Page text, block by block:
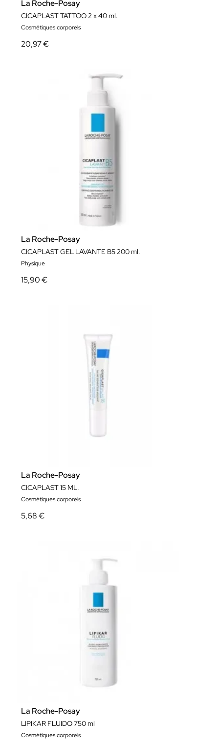
La Roche-Posay
CICAPLAST TATTOO 2 x 40 ml.
Cosmétiques corporels
20,97 €
La Roche-Posay
CICAPLAST GEL LAVANTE B5 200 ml.
Physique
15,90 €
La Roche-Posay
CICAPLAST 15 ML.
Cosmétiques corporels
5,68 €
La Roche-Posay
LIPIKAR FLUIDO 750 ml
Cosmétiques corporels